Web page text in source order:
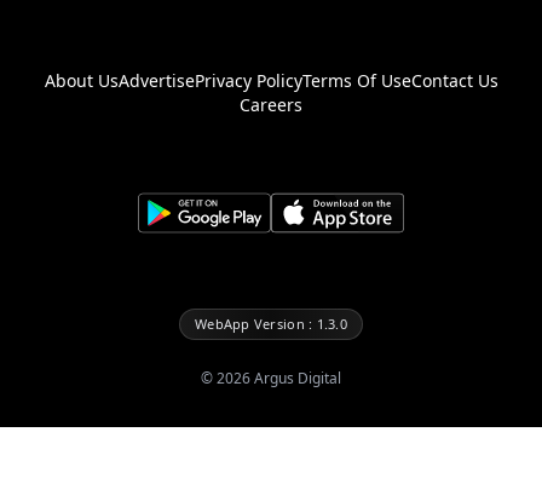
About UsAdvertisePrivacy PolicyTerms Of UseContact Us
Careers
WebApp Version : 1.3.0
©2026Argus Digital